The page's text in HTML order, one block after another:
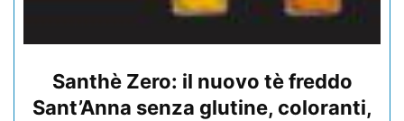
Santhè Zero: il nuovo tè freddo
Sant’Anna senza glutine, coloranti,